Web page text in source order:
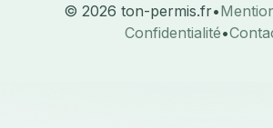
© 2026 ton-permis.fr•
Confidentialité•